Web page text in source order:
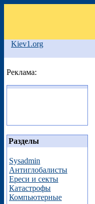
Kiev1.org
Реклама:
Разделы
Sysadmin
Антиглобалисты
Ереси и секты
Катастрофы
Компьютерные